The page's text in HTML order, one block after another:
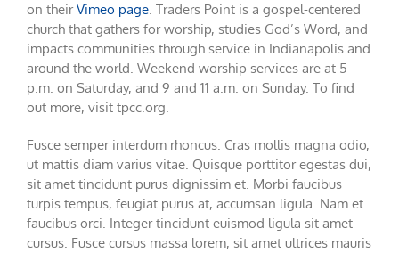
on theirVimeo page. Traders Point is a gospel-centered
church that gathers for worship, studies God’s Word, and
impacts communities through service in Indianapolis and
around the world. Weekend worship services are at 5
p.m. on Saturday, and 9 and 11 a.m. on Sunday. To find
out more, visit tpcc.org.
Fusce semper interdum rhoncus. Cras mollis magna odio,
ut mattis diam varius vitae. Quisque porttitor egestas dui,
sit amet tincidunt purus dignissim et. Morbi faucibus
turpis tempus, feugiat purus at, accumsan ligula. Nam et
faucibus orci. Integer tincidunt euismod ligula sit amet
cursus. Fusce cursus massa lorem, sit amet ultrices mauris